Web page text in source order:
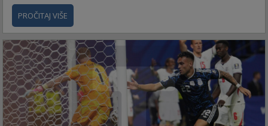
PROČITAJ VIŠE